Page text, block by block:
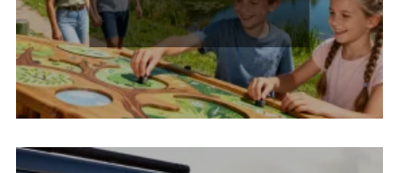
atrakcje, cennik